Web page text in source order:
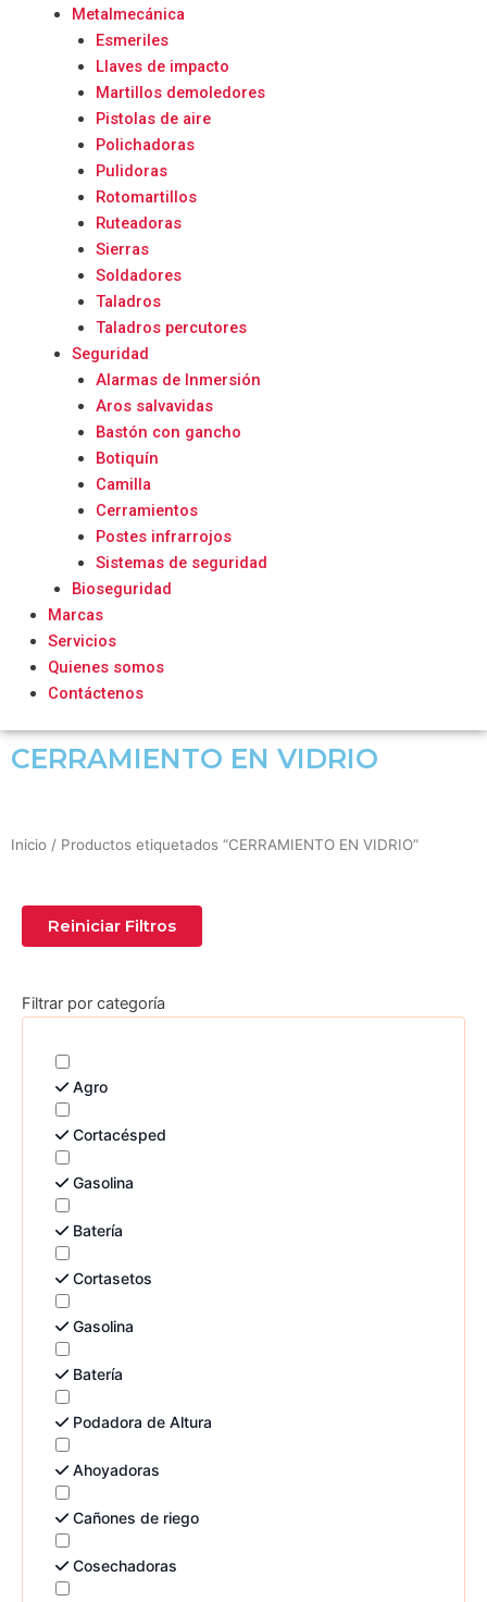
Metalmecánica
Esmeriles
Llaves de impacto
Martillos demoledores
Pistolas de aire
Polichadoras
Pulidoras
Rotomartillos
Ruteadoras
Sierras
Soldadores
Taladros
Taladros percutores
Seguridad
Alarmas de Inmersión
Aros salvavidas
Bastón con gancho
Botiquín
Camilla
Cerramientos
Postes infrarrojos
Sistemas de seguridad
Bioseguridad
Marcas
Servicios
Quienes somos
Contáctenos
CERRAMIENTO EN VIDRIO
Inicio / Productos etiquetados “CERRAMIENTO EN VIDRIO”
Reiniciar Filtros
Filtrar por categoría
Agro
Cortacésped
Gasolina
Batería
Cortasetos
Gasolina
Batería
Podadora de Altura
Ahoyadoras
Cañones de riego
Cosechadoras